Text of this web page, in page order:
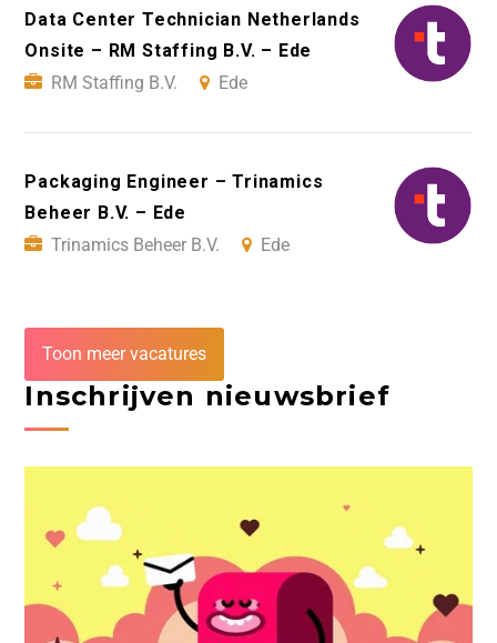
Data Center Technician Netherlands
Onsite – RM Staffing B.V. – Ede
RM Staffing B.V.
Ede
Packaging Engineer – Trinamics
Beheer B.V. – Ede
Trinamics Beheer B.V.
Ede
Toon meer vacatures
Inschrijven nieuwsbrief